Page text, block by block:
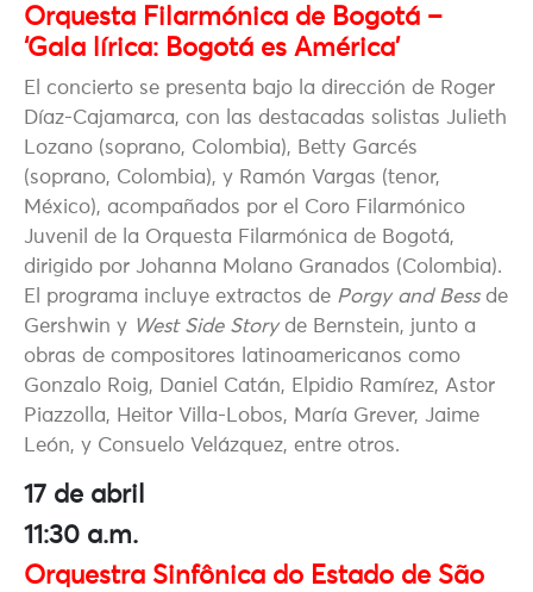
Orquesta Filarmónica de Bogotá –
‘Gala lírica: Bogotá es América’
El concierto se presenta bajo la dirección de Roger
Díaz-Cajamarca, con las destacadas solistas Julieth
Lozano (soprano, Colombia), Betty Garcés
(soprano, Colombia), y Ramón Vargas (tenor,
México), acompañados por el Coro Filarmónico
Juvenil de la Orquesta Filarmónica de Bogotá,
dirigido por Johanna Molano Granados (Colombia).
El programa incluye extractos de Porgy and Bessde
Gershwin y West Side Storyde Bernstein, junto a
obras de compositores latinoamericanos como
Gonzalo Roig, Daniel Catán, Elpidio Ramírez, Astor
Piazzolla, Heitor Villa-Lobos, María Grever, Jaime
León, y Consuelo Velázquez, entre otros.
17 de abril
11:30 a.m.
Orquestra Sinfônica do Estado de São